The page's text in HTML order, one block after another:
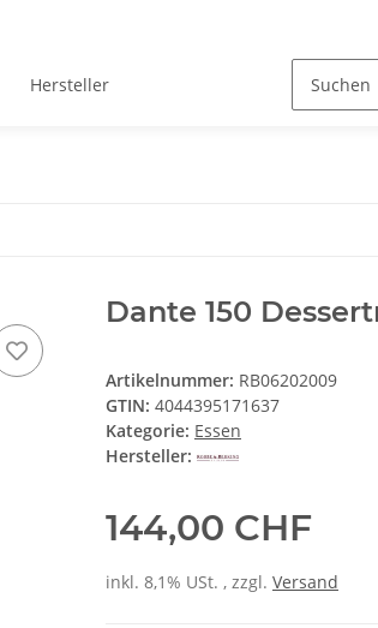
Hersteller
Dante 150
Artikelnummer: RB06202009
GTIN: 4044395171637
Kategorie: Essen
Hersteller:
144,00 CHF
inkl. 8,1% USt. , zzgl. Versand